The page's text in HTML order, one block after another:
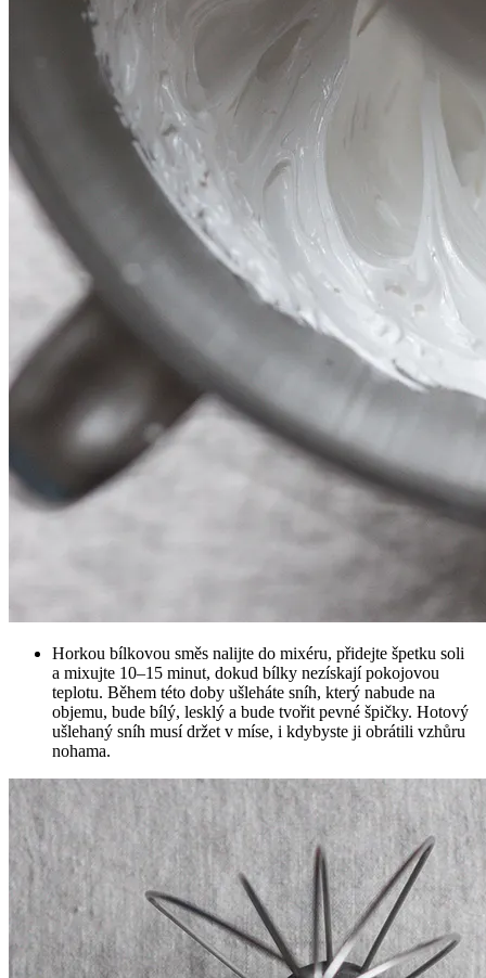
Horkou bílkovou směs nalijte do mixéru, přidejte špetku soli
a mixujte 10–15 minut, dokud bílky nezískají pokojovou
teplotu. Během této doby ušleháte sníh, který nabude na
objemu, bude bílý, lesklý a bude tvořit pevné špičky. Hotový
ušlehaný sníh musí držet v míse, i kdybyste ji obrátili vzhůru
nohama.